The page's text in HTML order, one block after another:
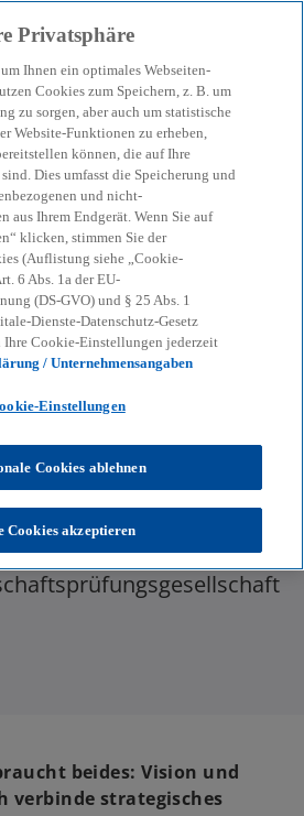
& Strategy,
beides: Vision und
verbinde strategisches
Privatsphäre
Ihnen ein optimales Webseiten-
Cookies zum Speichern, z. B. um
zu sorgen, aber auch um statistische
Website-Funktionen zu erheben,
können, die auf Ihre
Dies umfasst die Speicherung und
und nicht-
aus Ihrem Endgerät. Wenn Sie auf
klicken, stimmen Sie der
(Auflistung siehe „Cookie-
6 Abs. 1a der EU-
(DS-GVO) und § 25 Abs. 1
Dienste-Datenschutz-Gesetz
Ihre Cookie-Einstellungen jederzeit
/ Unternehmensangaben
Einstellungen
Cookies ablehnen
Cookies akzeptieren